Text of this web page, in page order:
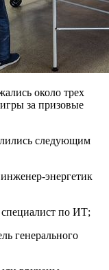
около трех
за призовые
следующим
энергетик
по ИТ;
генерального